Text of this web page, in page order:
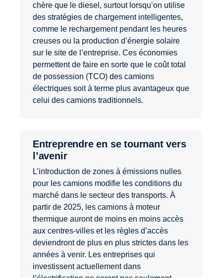
chère que le diesel, surtout lorsqu’on utilise
des stratégies de chargement intelligentes,
comme le rechargement pendant les heures
creuses ou la production d’énergie solaire
sur le site de l’entreprise. Ces économies
permettent de faire en sorte que le coût total
de possession (TCO) des camions
électriques soit à terme plus avantageux que
celui des camions traditionnels.
Entreprendre en se tournant vers
l’avenir
L’introduction de zones à émissions nulles
pour les camions modifie les conditions du
marché dans le secteur des transports. À
partir de 2025, les camions à moteur
thermique auront de moins en moins accès
aux centres-villes et les règles d’accès
deviendront de plus en plus strictes dans les
années à venir. Les entreprises qui
investissent actuellement dans